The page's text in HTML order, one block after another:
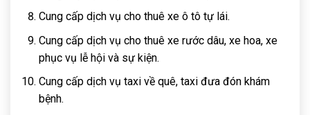
Cung cấp dịch vụ cho thuê xe ô tô tự lái.
Cung cấp dịch vụ cho thuê xe rước dâu, xe hoa, xe
phục vụ lễ hội và sự kiện.
Cung cấp dịch vụ taxi về quê, taxi đưa đón khám
bệnh.